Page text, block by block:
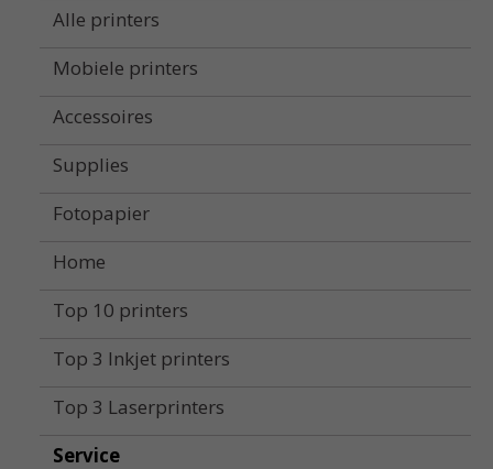
Alle printers
Mobiele printers
Accessoires
Supplies
Fotopapier
Home
Top 10 printers
Top 3 Inkjet printers
Top 3 Laserprinters
Service